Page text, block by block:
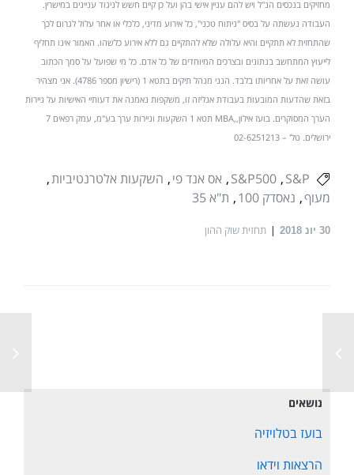
מחזיקים בנכסים הנ"ל ויש להם עניין אישי בהן ועל כן קיים חשש לניגוד עניינים במישרין.
העבודה נעשתה על בסיס "ניתוח טכני", כל אירוע מדיני, כלכלי או אחר עלול לגרום לכך
שהתחזית לא תתקיים והיא עלולה שלא להתקיים גם ללא אירוע כלשהו. האמור אינו תחליף
לייעוץ המתחשב בנתונים ובצרכים המיוחדים של כל אדם. כל מי שפועל על סמך הכתוב
עושה זאת על אחריותו בלבד. הנני מנהל תיקים בתטא 1 (רישיון מספר 4786). אני מצהיר
בזאת שהדעות המובעות בעבודת אנליזה זו, משקפות נאמנה את דעותיי האישיות על ניירות
הערך המסוקרים. בועז אילון,,MBA תטא 1 השקעות וניירות ערך בע"מ, עמק רפאים 7
ירושלים. טל' – 02-6251213
S&P
S&P500 אס אנד פי השקעות אלטרנטיביות
מעוף נאסדק 100 ת"א 35
30 יונ 2018 תחזית שוק ההון
נושאים
בועז בטלויזיה
הרצאות וידאו